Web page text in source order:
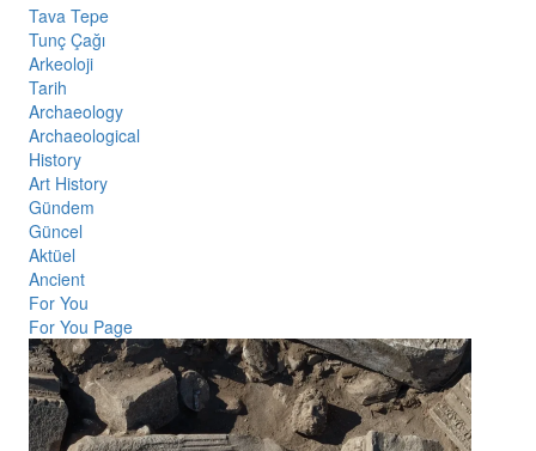
Tava Tepe
Tunç Çağı
Arkeoloji
Tarih
Archaeology
Archaeological
History
Art History
Gündem
Güncel
Aktüel
Ancient
For You
For You Page